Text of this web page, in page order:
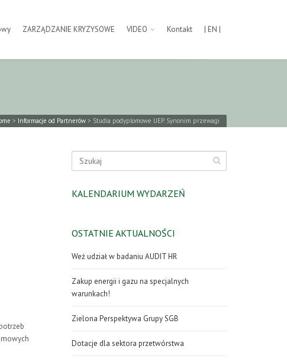
ZARZĄDZANIE KRYZYSOWE VIDEO Kontakt | EN |
> Informacje od Partnerów > Studia podyplomowe UEP. Synonim przewagi
KALENDARIUM WYDARZEŃ
OSTATNIE AKTUALNOŚCI
Weź udział w badaniu AUDIT HR
Zakup energii i gazu na specjalnych
warunkach!
Zielona Perspektywa Grupy SGB
Dotacje dla sektora przetwórstwa